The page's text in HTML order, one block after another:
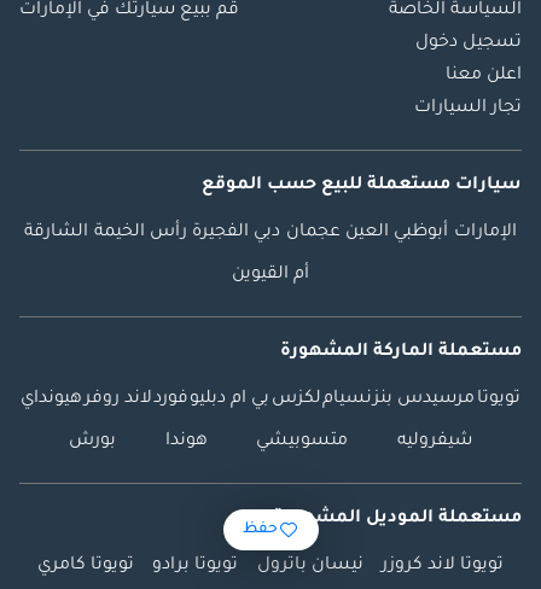
حفظ
السياسة الخاصة
تسجيل دخول
اعلن معنا
تجار السيارات
قم ببيع سيارتك في الإمارات
سيارات مستعملة للبيع حسب الموقع
الإمارات أبوظبي العين عجمان دبي الفجيرة رأس الخيمة الشارقة
أم القيوين
مستعملة الماركة المشهورة
تويوتا مرسيدس بنزنسياملكزس بي ام دبليوفوردلاند روفرهيونداي
شيفروليه متسوبيشي هوندا بورش
مستعملة الموديل المشهورة
تويوتا لاند كروزر نيسان باترول تويوتا برادو تويوتا كامري